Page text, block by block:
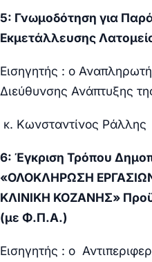
5: Γνωμοδότηση για
Εκμετάλλευσης
Εισηγητής : ο
Διεύθυνσης Ανάπτυξης
κ. Κωνσταντίνος Ράλλης
6: Έγκριση Τρόπου
«ΟΛΟΚΛΗΡΩΣΗ
ΚΛΙΝΙΚΗ ΚΟΖΑΝΗΣ»
(με Φ.Π.Α.)
Εισηγητής : ο